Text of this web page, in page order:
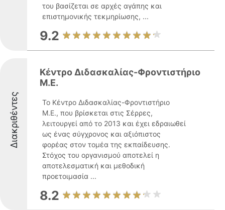
του βασίζεται σε αρχές αγάπης και
επιστημονικής τεκμηρίωσης, ...
9.2
Διακριθέντες
Κέντρο Διδασκαλίας-Φροντιστήριο
Μ.Ε.
Το Κέντρο Διδασκαλίας-Φροντιστήριο
Μ.Ε., που βρίσκεται στις Σέρρες,
λειτουργεί από το 2013 και έχει εδραιωθεί
ως ένας σύγχρονος και αξιόπιστος
φορέας στον τομέα της εκπαίδευσης.
Στόχος του οργανισμού αποτελεί η
αποτελεσματική και μεθοδική
προετοιμασία ...
8.2